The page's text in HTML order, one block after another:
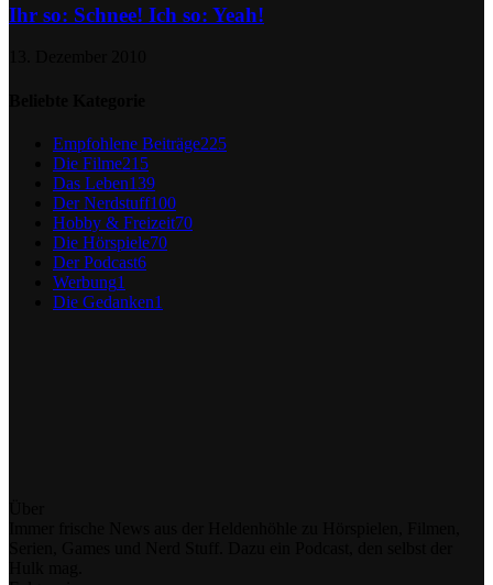
Ihr so: Schnee! Ich so: Yeah!
Empfohlene Beiträge225
Die Filme215
Das Leben139
Der Nerdstuff100
Hobby & Freizeit70
Die Hörspiele70
Der Podcast6
Werbung1
Die Gedanken1